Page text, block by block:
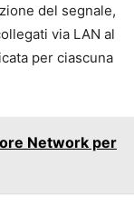
del segnale,
via LAN al
per ciascuna
Network per